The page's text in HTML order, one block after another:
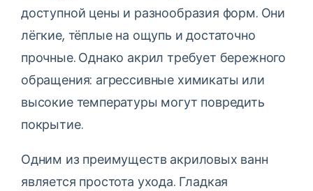
доступной цены и разнообразия форм. Они
лёгкие, тёплые на ощупь и достаточно
прочные. Однако акрил требует бережного
обращения: агрессивные химикаты или
высокие температуры могут повредить
покрытие.
Одним из преимуществ акриловых ванн
является простота ухода. Гладкая